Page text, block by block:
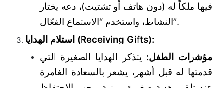
فيها ملكاً له (دون هاتف أو تشتيت)، دعه يختار
النشاط، واستخدم “الاستماع الفعّال”.
استلام الهدايا (Receiving Gifts):
مؤشرات الطفل: يتذكر الهدايا الصغيرة التي
قدمتها له قبل أشهر، يشعر بالسعادة الغامرة